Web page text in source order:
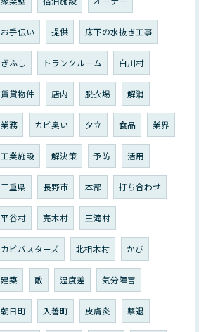
お手伝い 提供 床下の水抜き工事
ぎふし トランクルーム 白川村
賃貸物件 店内 脱衣場 解消
業務 カビ臭い 夕立 食品 業界
工業施設 解決策 予防 活用
三重県 長野市 本部 打ち合わせ
平谷村 売木村 王滝村
カビバスターズ 北相木村 かび
建築 敵 温度差 気分障害
朝日町 入善町 皮膚炎 撃退